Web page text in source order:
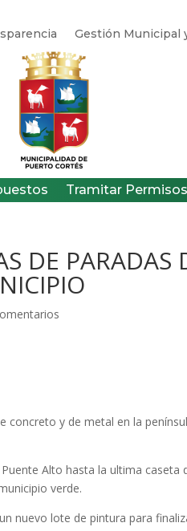
Gestión Municipal
Tramitar Permisos
DE PARADAS
concreto y de metal en la
Alto hasta la ultima caseta
verde.
nuevo lote de pintura para